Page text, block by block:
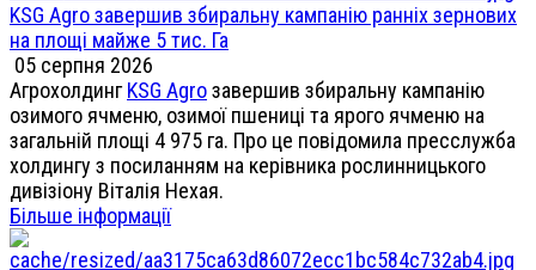
KSG Agro завершив збиральну кампанію ранніх зернових
на площі майже 5 тис. Га
05 серпня 2026
АгрохолдингKSG Agroзавершив збиральну кампанію
озимого ячменю, озимої пшениці та ярого ячменю на
загальній площі 4 975 га. Про це повідомила пресслужба
холдингу з посиланням на керівника рослинницького
дивізіону Віталія Нехая.
Більше інформації